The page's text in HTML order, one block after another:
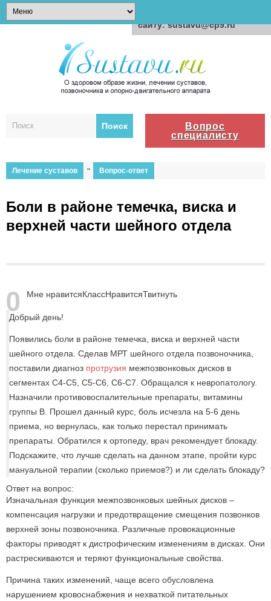
Вопрос
специалисту
Лечение суставов " Вопрос-ответ
Боли в районе темечка, виска и
верхней части шейного отдела
0 Мне нравитсяКлассНравитсяТвитнуть
Добрый день!
Появились боли в районе темечка, виска и верхней части
шейного отдела. Сделав МРТ шейного отдела позвоночника,
поставили диагноз протрузия межпозвонковых дисков в
сегментах С4-С5, С5-С6, С6-С7. Обращался к невропатологу.
Назначили противовоспалительные препараты, витамины
группы В. Прошел данный курс, боль исчезла на 5-6 день
приема, но вернулась, как только перестал принимать
препараты. Обратился к ортопеду, врач рекомендует блокаду.
Подскажите, что лучше сделать на данном этапе, пройти курс
мануальной терапии (сколько приемов?) и ли сделать блокаду?
Ответ на вопрос:
Изначальная функция межпозвонковых шейных дисков –
компенсация нагрузки и предотвращение смещения позвонков
верхней зоны позвоночника. Различные провокационные
факторы приводят к дистрофическим изменениям в дисках. Они
растрескиваются и теряют функциональные свойства.
Причина таких изменений, чаще всего обусловлена
нарушением кровоснабжения и нехваткой питательных
сайту: sustavu@cp9.ru